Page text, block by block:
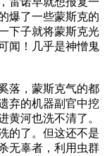
爆了一些蒙斯克的
下子就将蒙斯克光
闻！几乎是神憎鬼
，蒙斯克气的都
弃的机器副官中挖
黄河也洗不清了。
的了。但这还不是
无辜者，利用虫群